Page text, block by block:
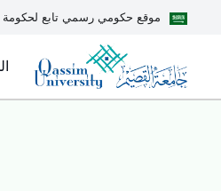
موقع حكومي رسمي تابع لحكومة